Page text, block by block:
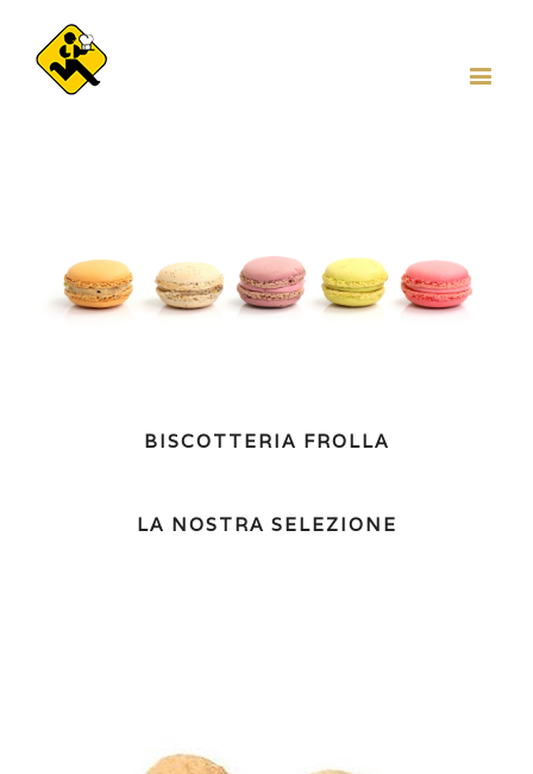
BISCOTTERIA FROLLA
LA NOSTRA SELEZIONE